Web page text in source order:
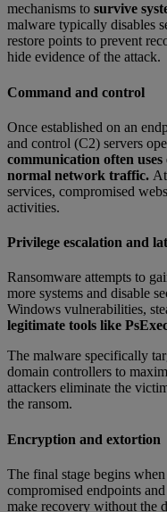
mechanisms to survive
malware typically disables
restore points to prevent
hide evidence of the attack.
Command and control
Once established on an
and control (C2) servers
communication often
normal network traffic.
services, compromised
activities.
Privilege escalation and
Ransomware attempts to
more systems and disable
Windows vulnerabilities,
legitimate tools like
The malware specifically
domain controllers to
attackers eliminate the
the ransom.
Encryption and extortion
The final stage begins
compromised endpoints
make recovery without the